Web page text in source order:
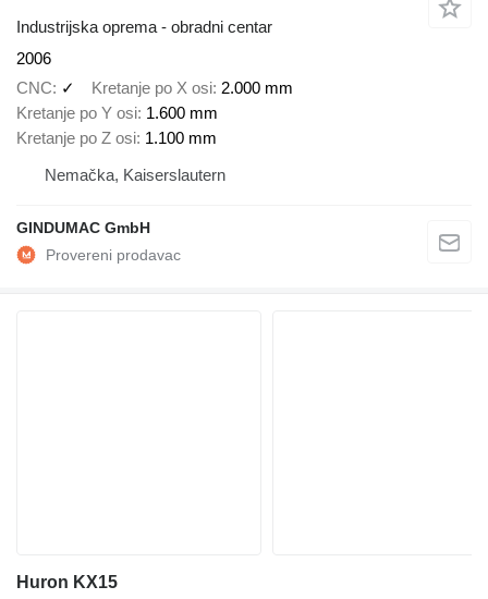
Industrijska oprema - obradni centar
2006
CNC
✓ Kretanje po X osi 2.000 mm
Kretanje po Y osi 1.600 mm
Kretanje po Z osi 1.100 mm
Nemačka, Kaiserslautern
GINDUMAC GmbH
Huron KX15